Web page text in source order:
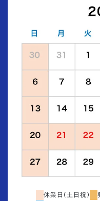
休業日(土日祝)